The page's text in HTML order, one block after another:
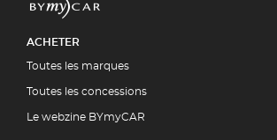
ACHETER
Toutes les marques
Toutes les concessions
Le webzine BYmyCAR